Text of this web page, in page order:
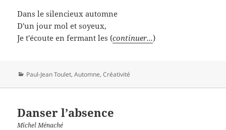
Dans le silencieux automne
D'un jour mol et soyeux,
Je t'écoute en fermant les (continuer...)
Catégories
Paul-Jean Toulet,Automne,Créativité
Danser l’absence
Michel Ménaché